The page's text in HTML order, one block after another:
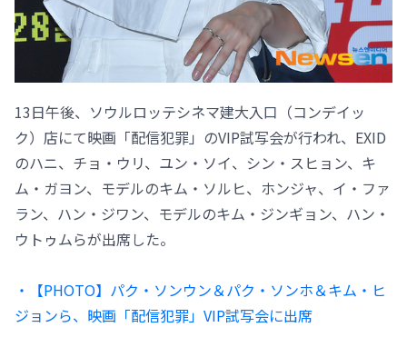
13日午後、ソウルロッテシネマ建大入口（コンデイッ
ク）店にて映画「配信犯罪」のVIP試写会が行われ、EXID
のハニ、チョ・ウリ、ユン・ソイ、シン・スヒョン、キ
ム・ガヨン、モデルのキム・ソルヒ、ホンジャ、イ・ファ
ラン、ハン・ジワン、モデルのキム・ジンギョン、ハン・
ウトゥムらが出席した。
・【PHOTO】パク・ソンウン＆パク・ソンホ＆キム・ヒ
ジョンら、映画「配信犯罪」VIP試写会に出席